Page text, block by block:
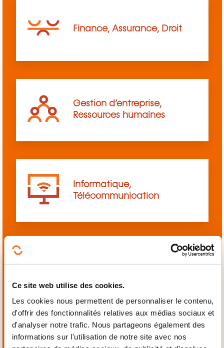
Ce site web utilise des cookies.
Les cookies nous permettent de personnaliser le contenu,
d'offrir des fonctionnalités relatives aux médias sociaux et
d'analyser notre trafic. Nous partageons également des
informations sur l'utilisation de notre site avec nos
Finance, Assurance, Droit
Gestion d’entreprise,
Ressources humaines
Informatique,
Télécommunication
Mécanique,